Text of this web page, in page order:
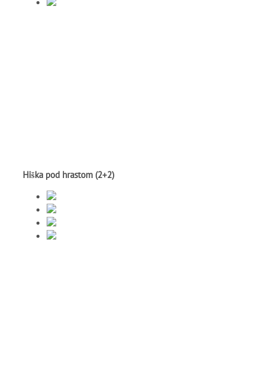
Hiška pod hrastom (2+2)